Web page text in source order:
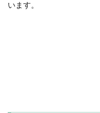
います。